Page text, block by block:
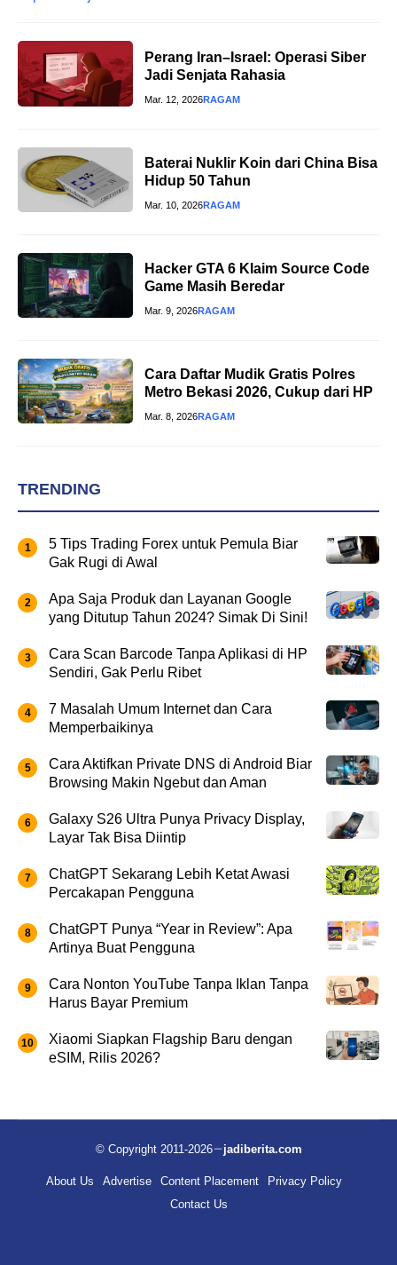
Perang Iran–Israel: Operasi Siber
Jadi Senjata Rahasia
Mar. 12, 2026RAGAM
Baterai Nuklir Koin dari China Bisa
Hidup 50 Tahun
Mar. 10, 2026RAGAM
Hacker GTA 6 Klaim Source Code
Game Masih Beredar
Mar. 9, 2026RAGAM
Cara Daftar Mudik Gratis Polres
Metro Bekasi 2026, Cukup dari HP
Mar. 8, 2026RAGAM
TRENDING
5 Tips Trading Forex untuk Pemula Biar
Gak Rugi di Awal
Apa Saja Produk dan Layanan Google
yang Ditutup Tahun 2024? Simak Di Sini!
Cara Scan Barcode Tanpa Aplikasi di HP
Sendiri, Gak Perlu Ribet
7 Masalah Umum Internet dan Cara
Memperbaikinya
Cara Aktifkan Private DNS di Android Biar
Browsing Makin Ngebut dan Aman
Galaxy S26 Ultra Punya Privacy Display,
Layar Tak Bisa Diintip
ChatGPT Sekarang Lebih Ketat Awasi
Percakapan Pengguna
ChatGPT Punya “Year in Review”: Apa
Artinya Buat Pengguna
Cara Nonton YouTube Tanpa Iklan Tanpa
Harus Bayar Premium
Xiaomi Siapkan Flagship Baru dengan
eSIM, Rilis 2026?
© Copyright 2011-2026 jadiberita.com
About Us Advertise Content Placement
Privacy Policy
Contact Us